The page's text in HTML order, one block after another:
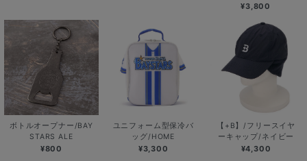
¥3,800
ボトルオープナー/BAY
STARS ALE
¥800
ユニフォーム型保冷バ
ッグ/HOME
¥3,300
【+B】/フリースイヤ
ーキャップ/ネイビー
¥4,300